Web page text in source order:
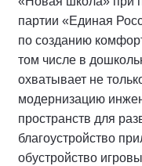
партии «Единая
по созданию
том числе в
охватывает не
модернизацию
пространств для
благоустройство
обустройство